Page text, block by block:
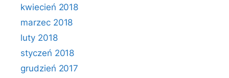
kwiecień 2018
marzec 2018
luty 2018
styczeń 2018
grudzień 2017